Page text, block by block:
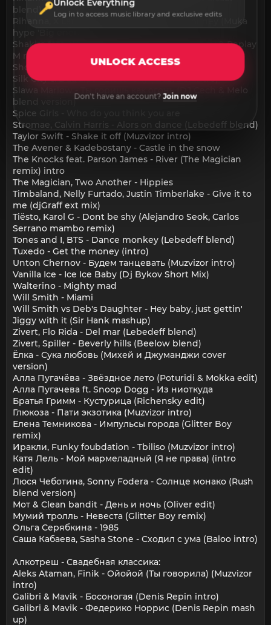
blend)
Rihanna, X Latto - Bitch better have my money (Muka
hype 'Big energy' bootleg)
Shakira feat. Wyclef Jean - Hips dont lie (Ziggy & Replay
M remix)
Shouse - Won't forget you (Optical disco remix)
Silk City & Dua Lipa - Electricity (Muzvizor intro)
Slawa Marlow - Ты горишь как огонь (DJ Cech & Melo
blend version)
Spice Girls - Who do you think you are
Stromae, Calvin Harris - Alors on dance (Lebedeff blend)
Taylor Swift - Shake it off (Muzvizor intro)
The Avener & Kadebostany - Castle in the snow
The Knocks feat. Parson James - River (The Magician
remix) intro
The Magician, Two Another - Hippies
Timbaland, Nelly Furtado, Justin Timberlake - Give it to
me (djGraff ext mix)
Tiësto, Karol G - Dont be shy (Alejandro Seok, Carlos
Serrano mambo remix)
Tones and I, BTS - Dance monkey (Lebedeff blend)
Tuxedo - Get the money (intro)
Unton Chernov - Будем танцевать (Muzvizor intro)
Vanilla Ice - Ice Ice Baby (Dj Bykov Short Mix)
Walterino - Mighty mad
Will Smith - Miami
Will Smith vs Deb's Daughter - Hey baby, just gettin'
Jiggy with it (Sir Hank mashup)
Zivert, Flo Rida - Del mar (Lebedeff blend)
Zivert, Spiller - Beverly hills (Beelow blend)
Ёлка - Сука любовь (Михей и Джуманджи cover
version)
Алла Пугачёва - Звёздное лето (Poturidi & Mokka edit)
Алла Пугачева ft. Snoop Dogg - Из ниоткуда
Братья Гримм - Кустурица (Richensky edit)
Глюкоза - Пати экзотика (Muzvizor intro)
Елена Темникова - Импульсы города (Glitter Boy
remix)
Иракли, Funky foubdation - Tbiliso (Muzvizor intro)
Катя Лель - Мой мармеладный (Я не права) (intro
edit)
Люся Чеботина, Sonny Fodera - Солнце монако (Rush
blend version)
Мот & Clean bandit - День и ночь (Oliver edit)
Мумий тролль - Невеста (Glitter Boy remix)
Ольга Серябкина - 1985
Саша Кабаева, Sasha Stone - Сходил с ума (Baloo intro)
Алкотреш - Свадебная классика:
Aleks Ataman, Finik - Ойойой (Ты говорила) (Muzvizor
intro)
Galibri & Mavik - Босоногая (Denis Repin intro)
Galibri & Mavik - Федерико Норрис (Denis Repin mash
up)
Unlock Everything
Log in to access music library and exclusive edits
UNLOCK ACCESS
Don't have an account?Join now